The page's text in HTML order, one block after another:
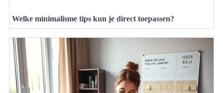
Welke minimalisme tips kun je direct toepassen?